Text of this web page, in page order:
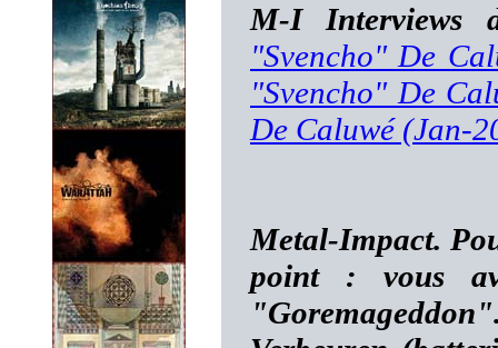
M-I Interviews
"Svencho" De
"Svencho" De
De Caluwé (Jan-
Metal-Impact.
point : vous